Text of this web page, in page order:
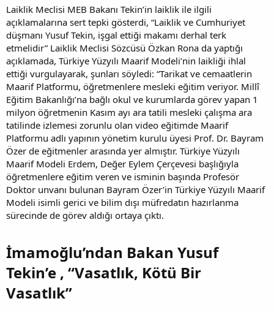
Laiklik Meclisi MEB Bakanı Tekin’in laiklik ile ilgili
açıklamalarına sert tepki gösterdi, “Laiklik ve Cumhuriyet
düşmanı Yusuf Tekin, işgal ettiği makamı derhal terk
etmelidir” Laiklik Meclisi Sözcüsü Özkan Rona da yaptığı
açıklamada, Türkiye Yüzyılı Maarif Modeli’nin laikliği ihlal
ettiği vurgulayarak, şunları söyledi: “Tarikat ve cemaatlerin
Maarif Platformu, öğretmenlere mesleki eğitim veriyor. Millî
Eğitim Bakanlığı’na bağlı okul ve kurumlarda görev yapan 1
milyon öğretmenin Kasım ayı ara tatili mesleki çalışma ara
tatilinde izlemesi zorunlu olan video eğitimde Maarif
Platformu adlı yapının yönetim kurulu üyesi Prof. Dr. Bayram
Özer de eğitmenler arasında yer almıştır. Türkiye Yüzyılı
Maarif Modeli Erdem, Değer Eylem Çerçevesi başlığıyla
öğretmenlere eğitim veren ve isminin başında Profesör
Doktor unvanı bulunan Bayram Özer’in Türkiye Yüzyılı Maarif
Modeli isimli gerici ve bilim dışı müfredatın hazırlanma
sürecinde de görev aldığı ortaya çıktı.
İmamoğlu’ndan Bakan Yusuf
Tekin’e , “Vasatlık, Kötü Bir
Vasatlık”​